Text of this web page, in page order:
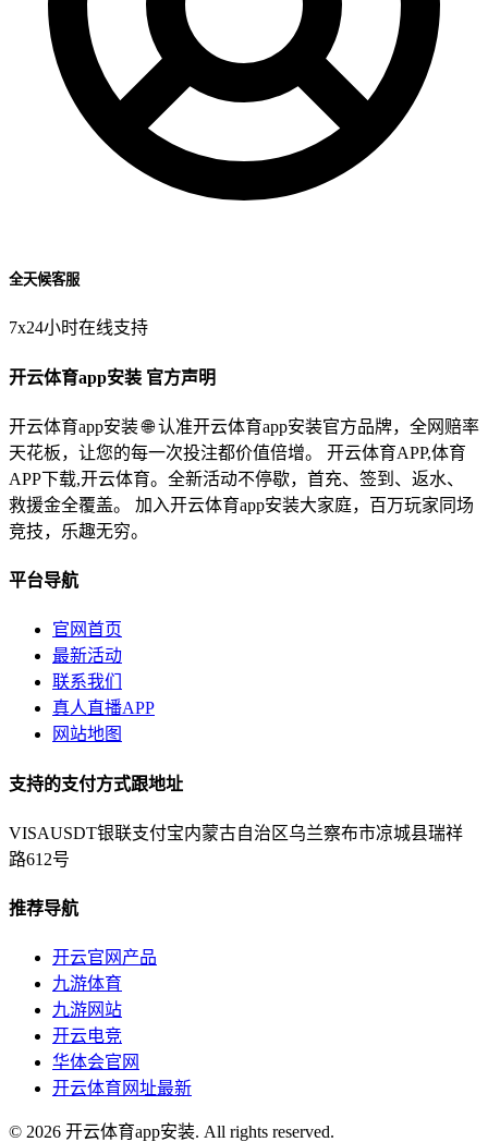
全天候客服
7x24小时在线支持
开云体育app安装 官方声明
开云体育app安装 🌐 认准开云体育app安装官方品牌，全网赔率
天花板，让您的每一次投注都价值倍增。 开云体育APP,体育
APP下载,开云体育。全新活动不停歇，首充、签到、返水、
救援金全覆盖。 加入开云体育app安装大家庭，百万玩家同场
竞技，乐趣无穷。
平台导航
官网首页
最新活动
联系我们
真人直播APP
网站地图
支持的支付方式跟地址
VISAUSDT银联支付宝内蒙古自治区乌兰察布市凉城县瑞祥
路612号
推荐导航
开云官网产品
九游体育
九游网站
开云电竞
华体会官网
开云体育网址最新
© 2026 开云体育app安装. All rights reserved.